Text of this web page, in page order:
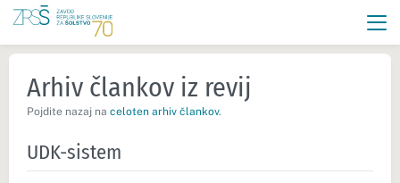
Arhiv člankov iz revij
Pojdite nazaj na celoten arhiv člankov.
UDK-sistem